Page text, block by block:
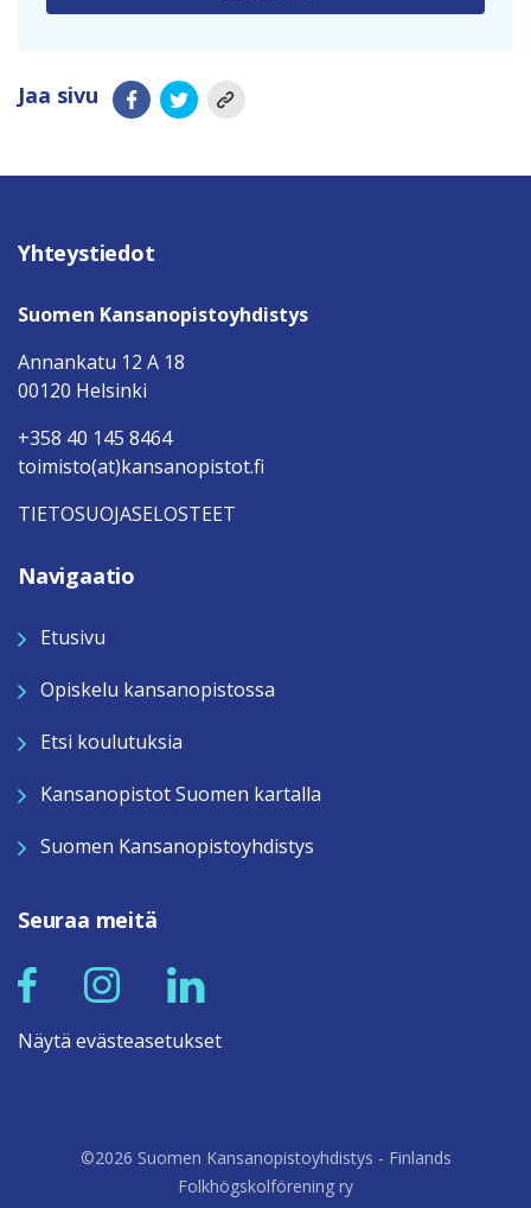
Jaa sivu
Yhteystiedot
Suomen Kansanopistoyhdistys
Annankatu 12 A 18
00120 Helsinki
+358 40 145 8464
toimisto(at)kansanopistot.fi
TIETOSUOJASELOSTEET
Navigaatio
Etusivu
Opiskelu kansanopistossa
Etsi koulutuksia
Kansanopistot Suomen kartalla
Suomen Kansanopistoyhdistys
Seuraa meitä
Näytä evästeasetukset
©2026 Suomen Kansanopistoyhdistys - Finlands
Folkhögskolförening ry